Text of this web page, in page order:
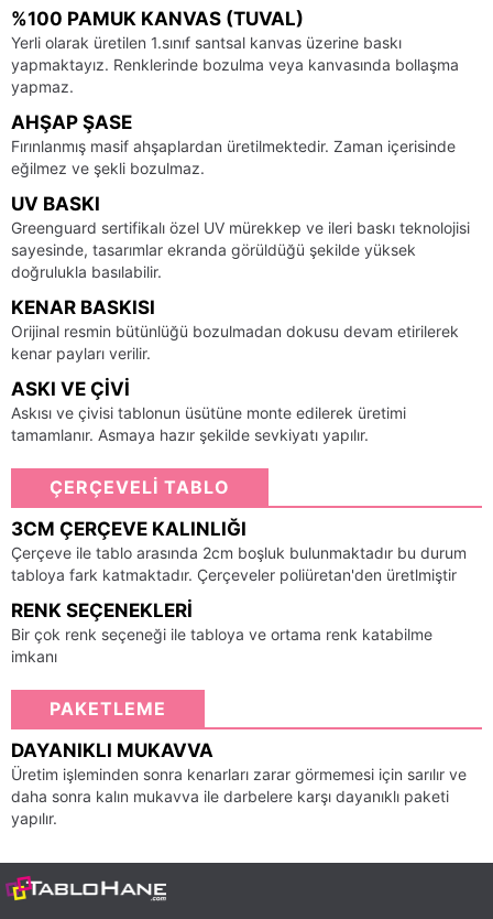
%100 PAMUK KANVAS (TUVAL)
Yerli olarak üretilen 1.sınıf santsal kanvas üzerine baskı
yapmaktayız. Renklerinde bozulma veya kanvasında bollaşma
yapmaz.
AHŞAP ŞASE
Fırınlanmış masif ahşaplardan üretilmektedir. Zaman içerisinde
eğilmez ve şekli bozulmaz.
UV BASKI
Greenguard sertifikalı özel UV mürekkep ve ileri baskı teknolojisi
sayesinde, tasarımlar ekranda görüldüğü şekilde yüksek
doğrulukla basılabilir.
KENAR BASKISI
Orijinal resmin bütünlüğü bozulmadan dokusu devam etirilerek
kenar payları verilir.
ASKI VE ÇIVI
Askısı ve çivisi tablonun üsütüne monte edilerek üretimi
tamamlanır. Asmaya hazır şekilde sevkiyatı yapılır.
ÇERÇEVELİ TABLO
3CM ÇERÇEVE KALINLIĞI
Çerçeve ile tablo arasında 2cm boşluk bulunmaktadır bu durum
tabloya fark katmaktadır. Çerçeveler poliüretan'den üretlmiştir
RENK SEÇENEKLERI
Bir çok renk seçeneği ile tabloya ve ortama renk katabilme
imkanı
PAKETLEME
DAYANIKLI MUKAVVA
Üretim işleminden sonra kenarları zarar görmemesi için sarılır ve
daha sonra kalın mukavva ile darbelere karşı dayanıklı paketi
yapılır.